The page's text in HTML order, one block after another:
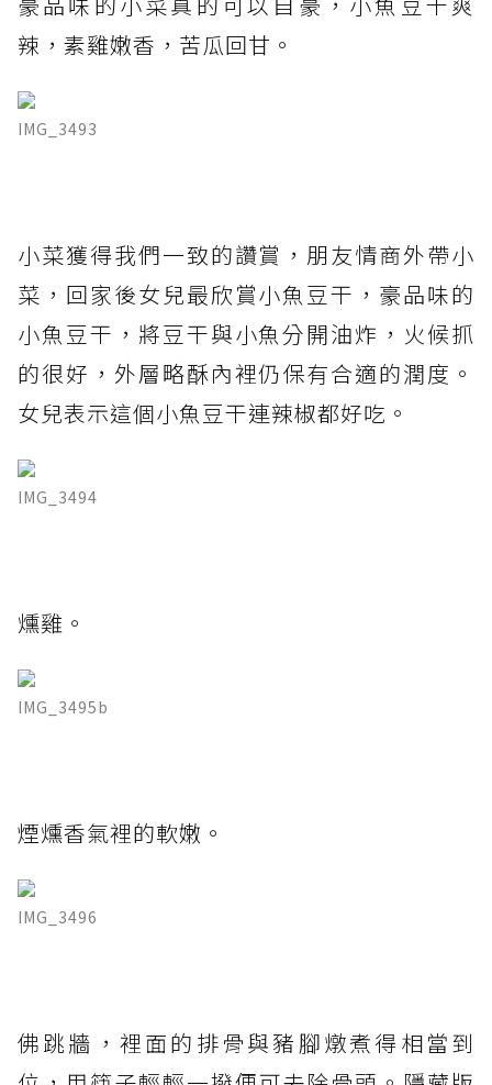
辣，素雞嫩香，苦瓜回甘。
IMG_3493
小菜獲得我們一致的讚賞，朋友情商外帶小
菜，回家後女兒最欣賞小魚豆干，豪品味的
小魚豆干，將豆干與小魚分開油炸，火候抓
的很好，外層略酥內裡仍保有合適的潤度。
女兒表示這個小魚豆干連辣椒都好吃。
IMG_3494
燻雞。
IMG_3495b
煙燻香氣裡的軟嫩。
IMG_3496
佛跳牆，裡面的排骨與豬腳燉煮得相當到